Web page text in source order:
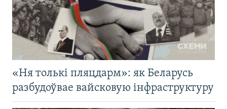
«Ня толькі пляцдарм»: як Беларусь
разбудоўвае вайсковую інфраструктуру